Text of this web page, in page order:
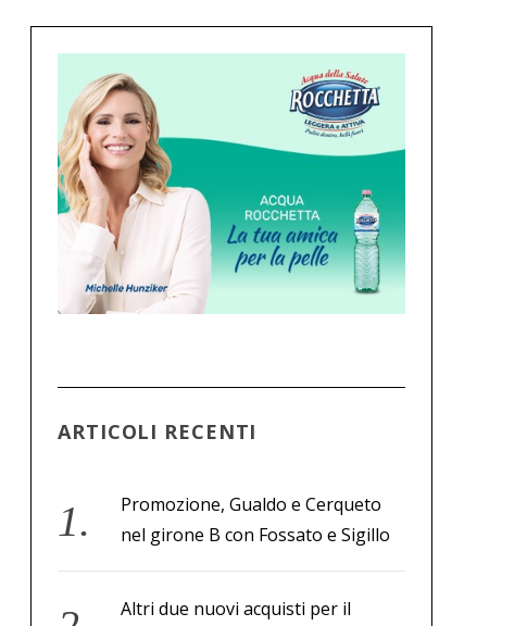
ARTICOLI RECENTI
Promozione, Gualdo e Cerqueto
nel girone B con Fossato e Sigillo
Altri due nuovi acquisti per il